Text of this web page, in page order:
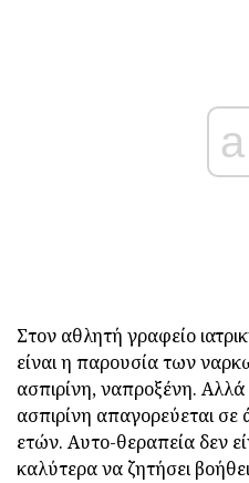
Στον αθλητή γραφείο
είναι η παρουσία των
ασπιρίνη, ναπροξένη.
ασπιρίνη απαγορεύεται
ετών. Αυτο-θεραπεία δεν
καλύτερα να ζητήσει